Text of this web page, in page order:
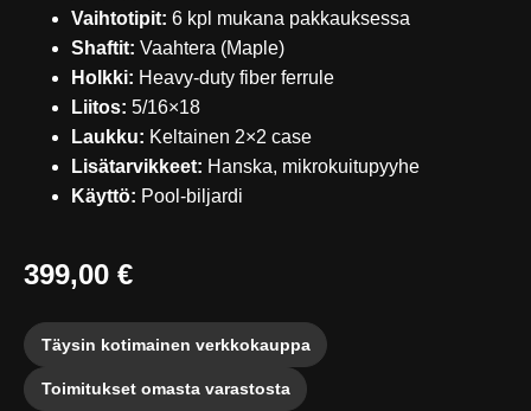
Vaihtotipit: 6 kpl mukana pakkauksessa
Shaftit: Vaahtera (Maple)
Holkki: Heavy-duty fiber ferrule
Liitos: 5/16×18
Laukku: Keltainen 2×2 case
Lisätarvikkeet: Hanska, mikrokuitupyyhe
Käyttö: Pool-biljardi
399,00 €
Täysin kotimainen verkkokauppa
Toimitukset omasta varastosta